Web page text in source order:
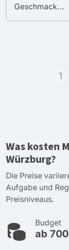
Geschmack...
1
Was kosten
Würzburg?
Die Preise
Aufgabe und
Preisniveaus.
Budget
ab